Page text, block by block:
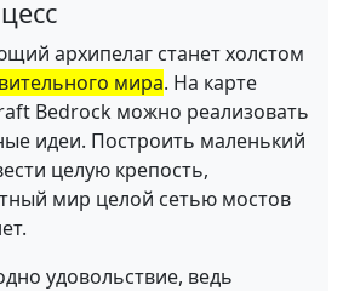
архипелаг станет холстом
мира. На карте
Bedrock можно реализовать
идеи. Построить маленький
целую крепость,
мир целой сетью мостов
удовольствие, ведь